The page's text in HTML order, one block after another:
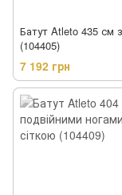
Батут Atleto 435 см
(104405)
7 192 грн